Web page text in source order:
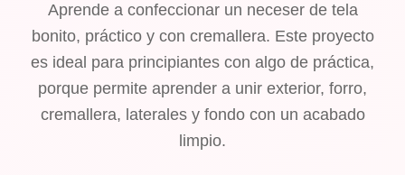
Aprende a confeccionar un neceser de tela
bonito, práctico y con cremallera. Este proyecto
es ideal para principiantes con algo de práctica,
porque permite aprender a unir exterior, forro,
cremallera, laterales y fondo con un acabado
limpio.